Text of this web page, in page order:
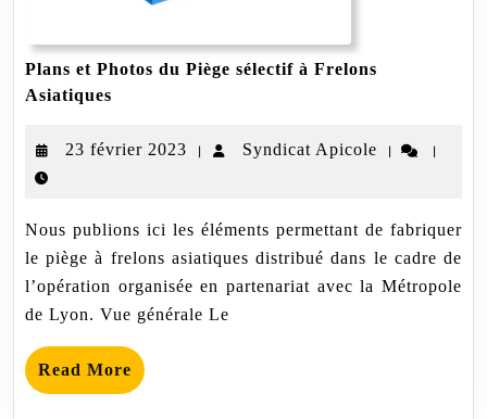
Plans et Photos du Piège sélectif à Frelons
Asiatiques
du
Frelons
Asiatiques
23 février 2023
23
| Syndicat Apicole
Syndicat
| |
Nous publions ici les éléments permettant de fabriquer
le piège à frelons asiatiques distribué dans le cadre de
l’opération organisée en partenariat avec la Métropole
de Lyon. Vue générale Le
Read More Read
More